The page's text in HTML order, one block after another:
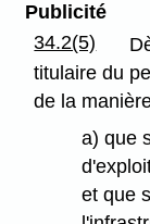
Publicité
34.2(5)
titulaire du
de la
a) que
et que